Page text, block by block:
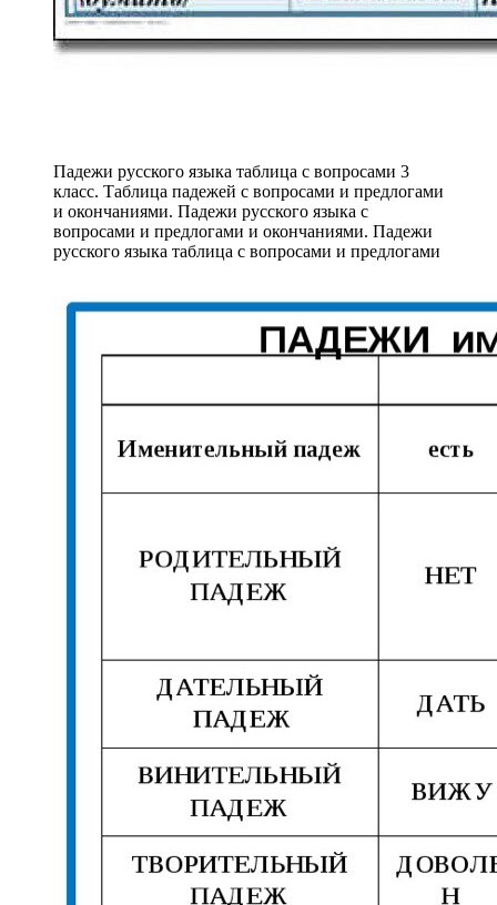
Падежи русского языка таблица с вопросами 3
класс. Таблица падежей с вопросами и предлогами
и окончаниями. Падежи русского языка с
вопросами и предлогами и окончаниями. Падежи
русского языка таблица с вопросами и предлогами